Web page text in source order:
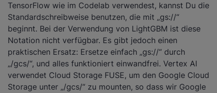
TensorFlow wie im Codelab verwendest, kannst Du die
Standardschreibweise benutzen, die mit „gs://“
beginnt. Bei der Verwendung von LightGBM ist diese
Notation nicht verfügbar. Es gibt jedoch einen
praktischen Ersatz: Ersetze einfach „gs://“ durch
„/gcs/“, und alles funktioniert einwandfrei. Vertex AI
verwendet Cloud Storage FUSE, um den Google Cloud
Storage unter „/gcs/“ zu mounten, so dass wir Google